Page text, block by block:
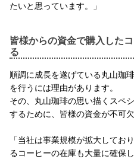
たいと思っています。」
皆様からの資金で購入した
る
順調に成長を遂げている丸山珈
を行うには理由があります。
その、丸山珈琲の思い描くスペ
するために、皆様の資金が不可
「当社は事業規模が拡大してお
るコーヒーの在庫も大量に確保